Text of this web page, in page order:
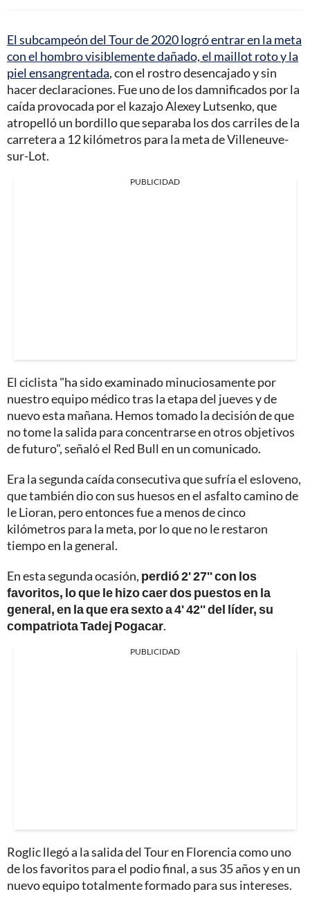
El subcampeón del Tour de 2020 logró entrar en la meta
con el hombro visiblemente dañado, el maillot roto y la
piel ensangrentada, con el rostro desencajado y sin
hacer declaraciones. Fue uno de los damnificados por la
caída provocada por el kazajo Alexey Lutsenko, que
atropelló un bordillo que separaba los dos carriles de la
carretera a 12 kilómetros para la meta de Villeneuve-
sur-Lot.
PUBLICIDAD
El ciclista "ha sido examinado minuciosamente por
nuestro equipo médico tras la etapa del jueves y de
nuevo esta mañana. Hemos tomado la decisión de que
no tome la salida para concentrarse en otros objetivos
de futuro", señaló el Red Bull en un comunicado.
Era la segunda caída consecutiva que sufría el esloveno,
que también dio con sus huesos en el asfalto camino de
le Lioran, pero entonces fue a menos de cinco
kilómetros para la meta, por lo que no le restaron
tiempo en la general.
En esta segunda ocasión, perdió 2' 27'' con los
favoritos, lo que le hizo caer dos puestos en la
general, en la que era sexto a 4' 42'' del líder, su
compatriota Tadej Pogacar.
PUBLICIDAD
Roglic llegó a la salida del Tour en Florencia como uno
de los favoritos para el podio final, a sus 35 años y en un
nuevo equipo totalmente formado para sus intereses.